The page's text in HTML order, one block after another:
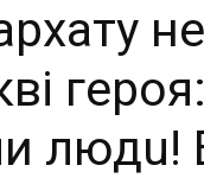
людu!